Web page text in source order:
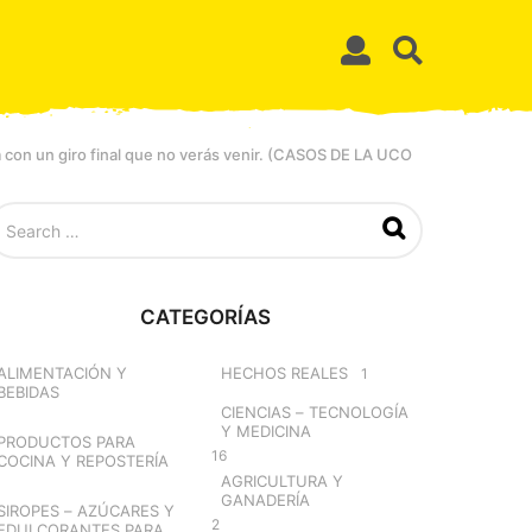
un giro final que no verás venir. (CASOS DE LA UCO
CATEGORÍAS
Y
PARA
Y REPOSTERÍA
– AZÚCARES Y
HECHOS REALES 1
CIENCIAS – TECNOLOGÍA
Y MEDICINA
16
AGRICULTURA Y
GANADERÍA
2